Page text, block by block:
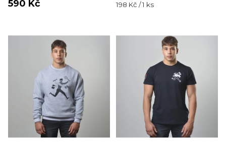
590 Kč
Měrná
198 Kč / 1 ks